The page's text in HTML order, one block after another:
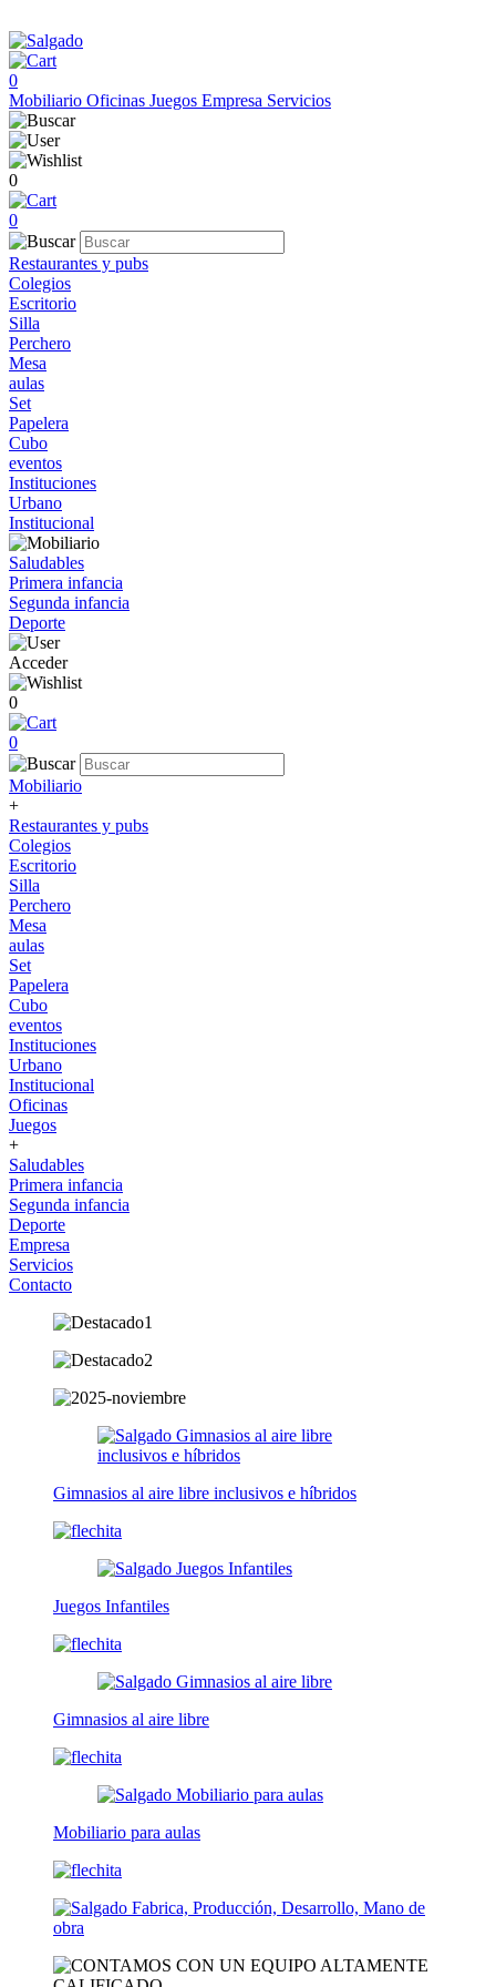
0
Mobiliario Oficinas Juegos Empresa Servicios
0
0
Restaurantes y pubs
Colegios
Escritorio
Silla
Perchero
Mesa
aulas
Set
Papelera
Cubo
eventos
Instituciones
Urbano
Institucional
Saludables
Primera infancia
Segunda infancia
Deporte
Acceder
0
0
Mobiliario
+
Restaurantes y pubs
Colegios
Escritorio
Silla
Perchero
Mesa
aulas
Set
Papelera
Cubo
eventos
Instituciones
Urbano
Institucional
Oficinas
Juegos
+
Saludables
Primera infancia
Segunda infancia
Deporte
Empresa
Servicios
Contacto
Gimnasios al aire libre inclusivos e híbridos
Juegos Infantiles
Gimnasios al aire libre
Mobiliario para aulas